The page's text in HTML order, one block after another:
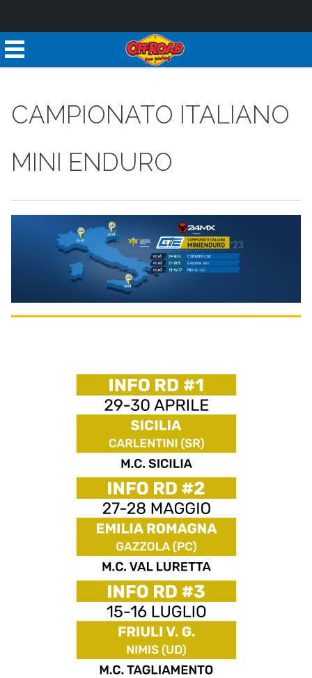
CAMPIONATO ITALIANO
MINI ENDURO